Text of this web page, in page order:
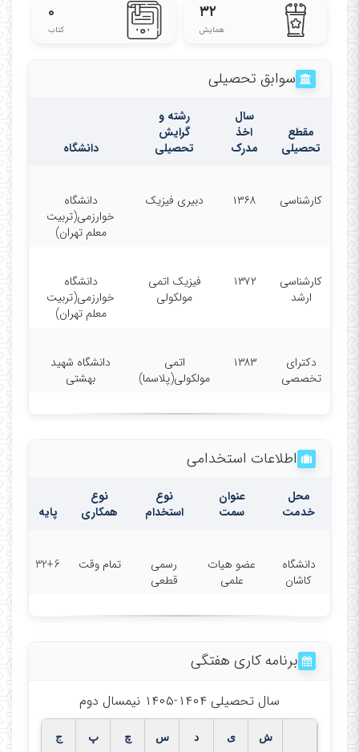
۳۲
همایش
۰
کتاب
سوابق تحصیلی
مقطع
تحصیلی
سال
اخذ
مدرک
رشته و
گرایش
تحصیلی
دانشگاه
کارشناسی ۱۳۶۸ دبیری فیزیک
دانشگاه
خوارزمی(تربیت
معلم تهران)
کارشناسی
ارشد
۱۳۷۲
فیزیک اتمی
مولکولی
دانشگاه
خوارزمی(تربیت
معلم تهران)
دکترای
تخصصی
۱۳۸۳
اتمی
مولکولی(پلاسما)
دانشگاه شهید
بهشتی
اطلاعات استخدامی
محل
خدمت
عنوان
سمت
نوع
استخدام
نوع
همکاری
پایه
دانشگاه
کاشان
عضو هیات
علمی
رسمی
قطعی
تمام وقت 32+6
برنامه کاری هفتگی
سال تحصیلی ۱۴۰۴-۱۴۰۵ نیمسال دوم
ش ی د س چ پ ج